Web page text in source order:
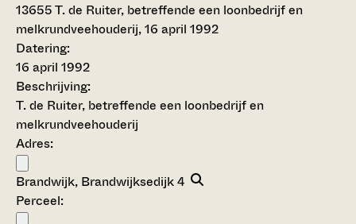
13655T. de Ruiter, betreffende een loonbedrijf en
melkrundveehouderij, 16 april 1992
Datering:
16 april 1992
Beschrijving:
T. de Ruiter, betreffende een loonbedrijf en
melkrundveehouderij
Adres:
Brandwijk, Brandwijksedijk 4
Perceel: